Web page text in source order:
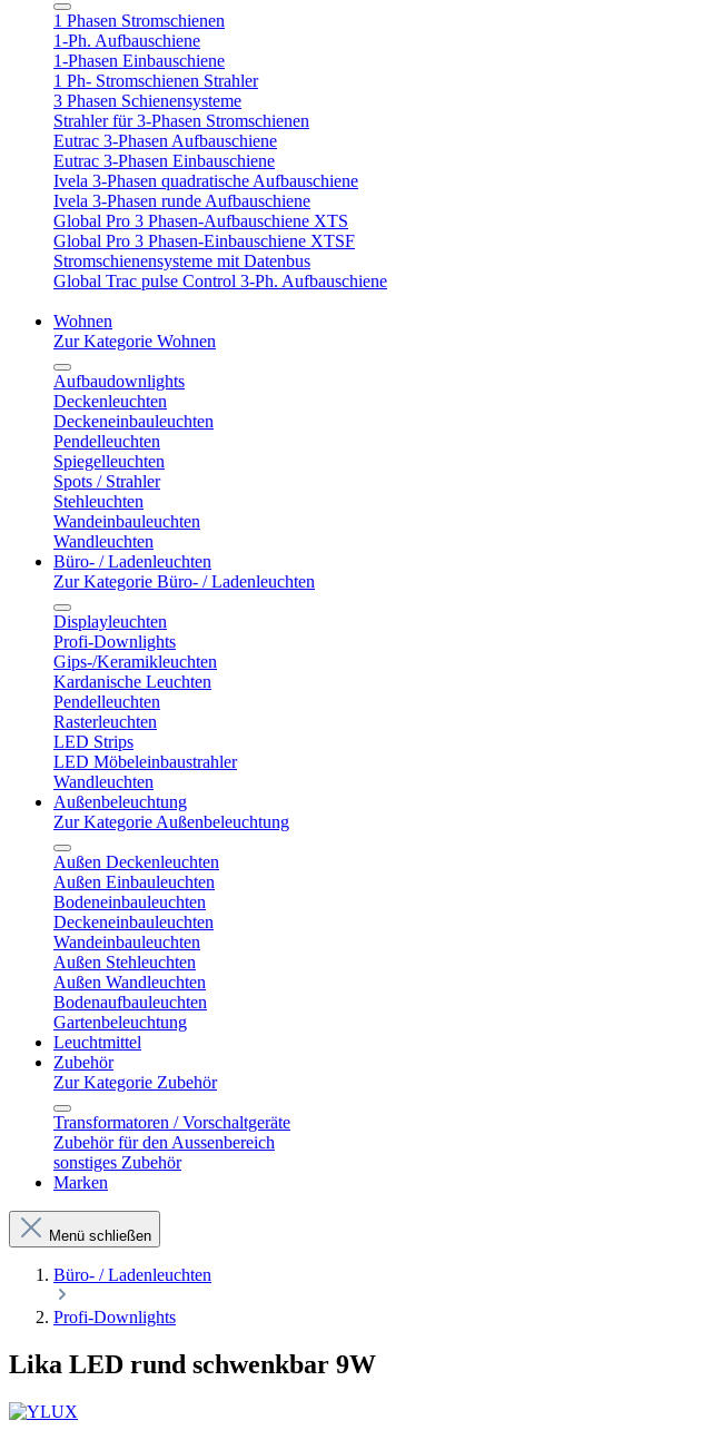
1 Phasen Stromschienen
1-Ph. Aufbauschiene
1-Phasen Einbauschiene
1 Ph- Stromschienen Strahler
3 Phasen Schienensysteme
Strahler für 3-Phasen Stromschienen
Eutrac 3-Phasen Aufbauschiene
Eutrac 3-Phasen Einbauschiene
Ivela 3-Phasen quadratische Aufbauschiene
Ivela 3-Phasen runde Aufbauschiene
Global Pro 3 Phasen-Aufbauschiene XTS
Global Pro 3 Phasen-Einbauschiene XTSF
Stromschienensysteme mit Datenbus
Global Trac pulse Control 3-Ph. Aufbauschiene
Wohnen
Zur Kategorie Wohnen
Aufbaudownlights
Deckenleuchten
Deckeneinbauleuchten
Pendelleuchten
Spiegelleuchten
Spots / Strahler
Stehleuchten
Wandeinbauleuchten
Wandleuchten
Büro- / Ladenleuchten
Zur Kategorie Büro- / Ladenleuchten
Displayleuchten
Profi-Downlights
Gips-/Keramikleuchten
Kardanische Leuchten
Pendelleuchten
Rasterleuchten
LED Strips
LED Möbeleinbaustrahler
Wandleuchten
Außenbeleuchtung
Zur Kategorie Außenbeleuchtung
Außen Deckenleuchten
Außen Einbauleuchten
Bodeneinbauleuchten
Deckeneinbauleuchten
Wandeinbauleuchten
Außen Stehleuchten
Außen Wandleuchten
Bodenaufbauleuchten
Gartenbeleuchtung
Leuchtmittel
Zubehör
Zur Kategorie Zubehör
Transformatoren / Vorschaltgeräte
Zubehör für den Aussenbereich
sonstiges Zubehör
Marken
Menü schließen
Büro- / Ladenleuchten
Profi-Downlights
Lika LED rund schwenkbar 9W